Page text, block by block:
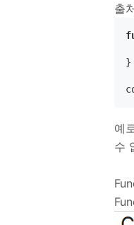
출
}
예
수